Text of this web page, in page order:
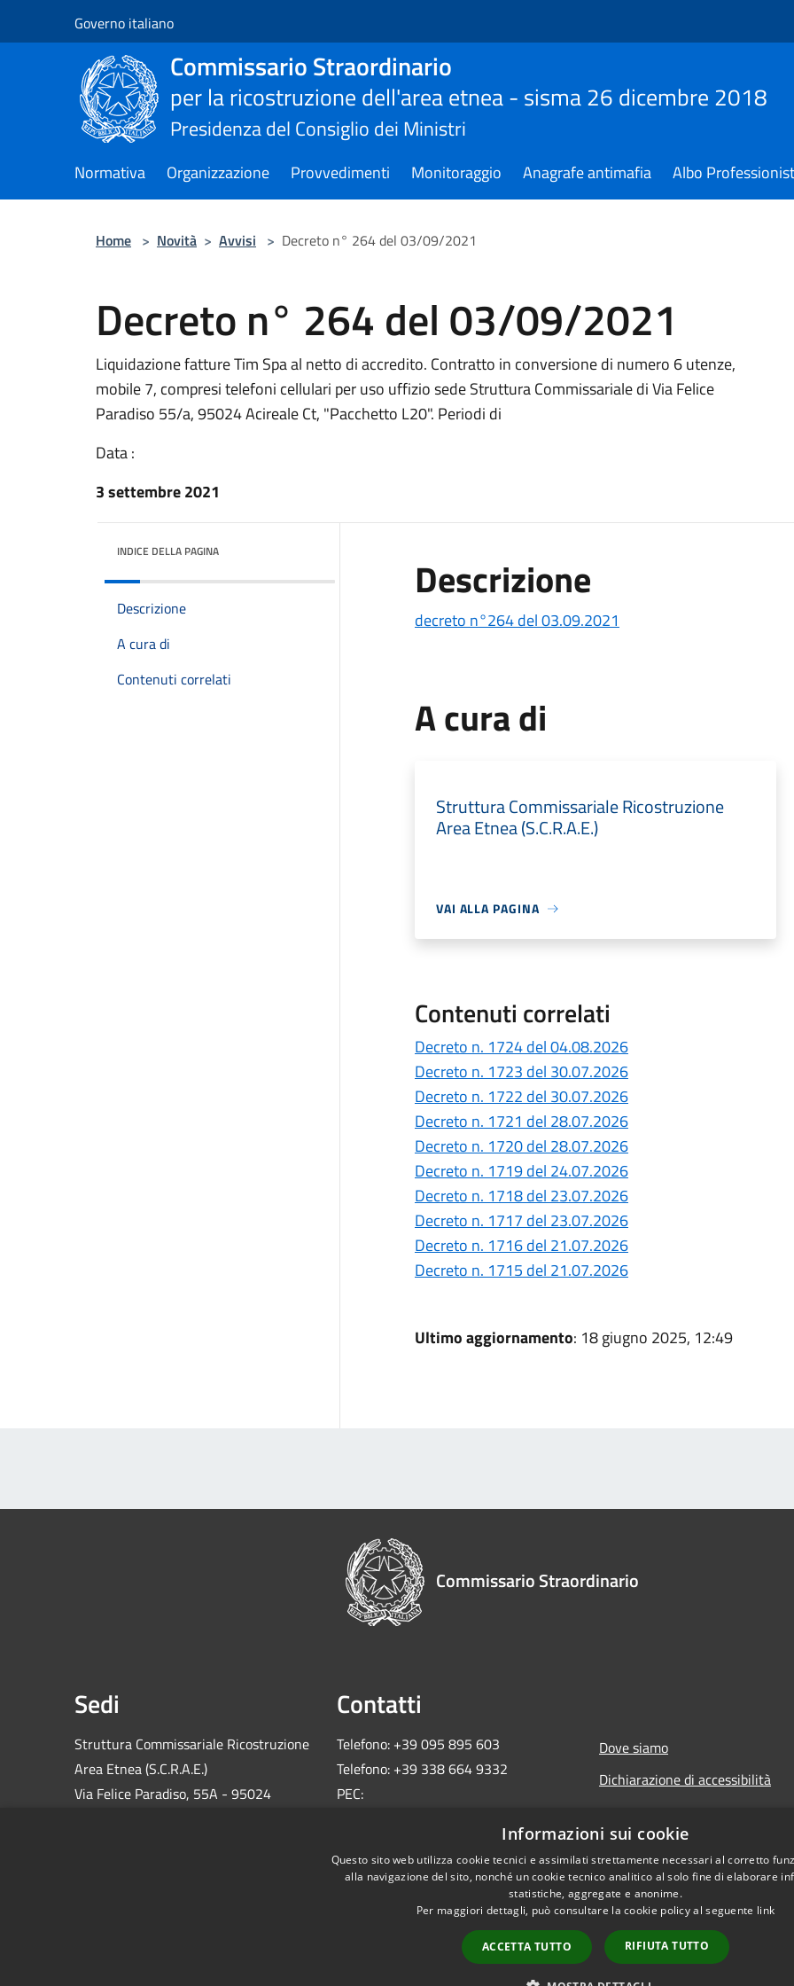
Governo italiano
Commissario Straordinario
per la ricostruzione dell'area etnea - sisma 26 dicembre 2018
Presidenza del Consiglio dei Ministri
Normativa Organizzazione Provvedimenti Monitoraggio Anagrafe antimafia Albo
Home > Novità > Avvisi > Decreto n° 264 del 03/09/2021
Decreto n° 264 del 03/09/2021
Liquidazione fatture Tim Spa al netto di accredito. Contratto in conversione di numero 6 utenze,
mobile 7, compresi telefoni cellulari per uso uffizio sede Struttura Commissariale di Via Felice
Paradiso 55/a, 95024 Acireale Ct, "Pacchetto L20". Periodi di
Data :
3 settembre 2021
INDICE DELLA PAGINA
Descrizione
A cura di
Contenuti correlati
Descrizione
decreto n°264 del 03.09.2021
A cura di
Struttura Commissariale Ricostruzione
Area Etnea (S.C.R.A.E.)
VAI ALLA PAGINA
Contenuti correlati
Decreto n. 1724 del 04.08.2026
Decreto n. 1723 del 30.07.2026
Decreto n. 1722 del 30.07.2026
Decreto n. 1721 del 28.07.2026
Decreto n. 1720 del 28.07.2026
Decreto n. 1719 del 24.07.2026
Decreto n. 1718 del 23.07.2026
Decreto n. 1717 del 23.07.2026
Decreto n. 1716 del 21.07.2026
Decreto n. 1715 del 21.07.2026
Ultimo aggiornamento: 18 giugno 2025, 12:49
Commissario Straordinario
Sedi
Struttura Commissariale Ricostruzione
Area Etnea (S.C.R.A.E.)
Via Felice Paradiso, 55A - 95024
Contatti
Telefono: +39 095 895 603
Telefono: +39 338 664 9332
PEC:
Dove siamo
Dichiarazione di accessibilità
Copyright © 2026 •
Informazioni sui cookie
Questo sito web utilizza cookie tecnici e assimilati strettamente necessari al corretto
alla navigazione del sito, nonché un cookie tecnico analitico al solo fine di elaborare
statistiche, aggregate e anonime.
Per maggiori dettagli, può consultare la cookie policy al seguente link
ACCETTA TUTTO RIFIUTA TUTTO